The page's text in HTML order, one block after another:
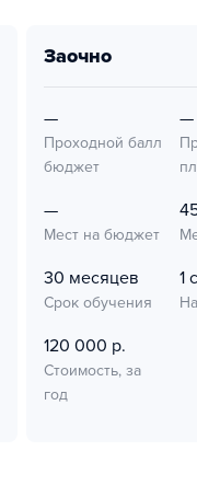
заочно
—
Проходной балл
бюджет
—
—
Мест на бюджет
30 месяцев
Срок обучения
1
120 000 р.
Стоимость, за
год